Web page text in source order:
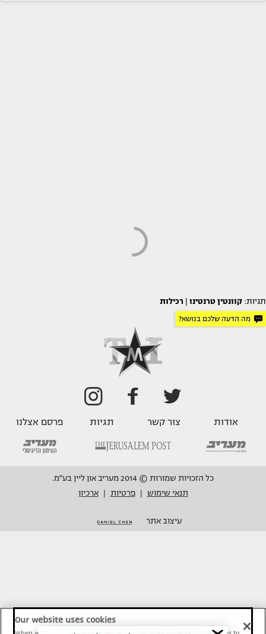
תגיות: קוונטין טרנטינו רכילות
מה הדעה שלכם בנושא?
אודות צור קשר תגיות פרסם אצלנו
כל הזכויות שמורות © 2014 מעריב און ליין בע"מ.
תנאי שימוש
פרטיות ארכיון
עיצוב אתר
Our website uses cookies